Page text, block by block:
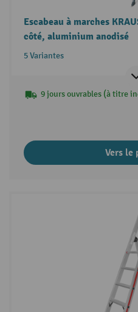
Escabeau à marches
côté, aluminium anodisé
5 Variantes
9 jours ouvrables (à titre
Vers le